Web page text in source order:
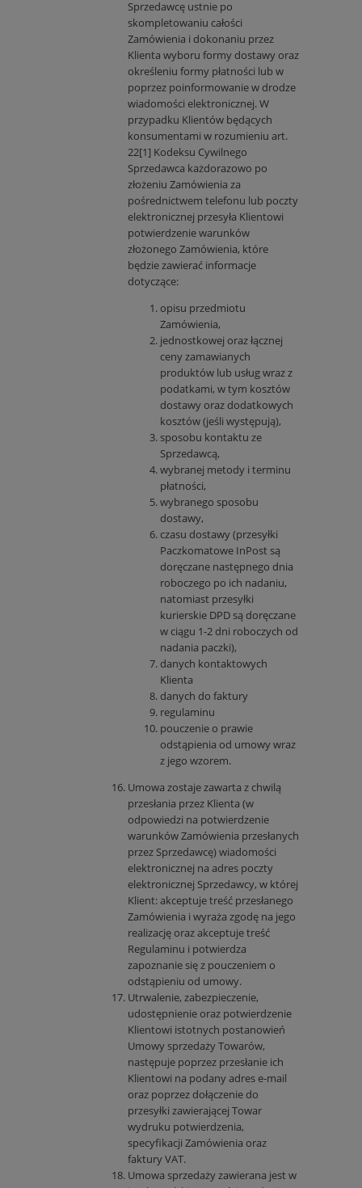
Sprzedawcę ustnie po
skompletowaniu całości
Zamówienia i dokonaniu przez
Klienta wyboru formy dostawy oraz
określeniu formy płatności lub w
poprzez poinformowanie w drodze
wiadomości elektronicznej. W
przypadku Klientów będących
konsumentami w rozumieniu art.
22[1] Kodeksu Cywilnego
Sprzedawca każdorazowo po
złożeniu Zamówienia za
pośrednictwem telefonu lub poczty
elektronicznej przesyła Klientowi
potwierdzenie warunków
złożonego Zamówienia, które
będzie zawierać informacje
dotyczące:
opisu przedmiotu
Zamówienia,
jednostkowej oraz łącznej
ceny zamawianych
produktów lub usług wraz z
podatkami, w tym kosztów
dostawy oraz dodatkowych
kosztów (jeśli występują),
sposobu kontaktu ze
Sprzedawcą,
wybranej metody i terminu
płatności,
wybranego sposobu
dostawy,
czasu dostawy (przesyłki
Paczkomatowe InPost są
doręczane następnego dnia
roboczego po ich nadaniu,
natomiast przesyłki
kurierskie DPD są doręczane
w ciągu 1-2 dni roboczych od
nadania paczki),
danych kontaktowych
Klienta
danych do faktury
regulaminu
pouczenie o prawie
odstąpienia od umowy wraz
z jego wzorem.
Umowa zostaje zawarta z chwilą
przesłania przez Klienta (w
odpowiedzi na potwierdzenie
warunków Zamówienia przesłanych
przez Sprzedawcę) wiadomości
elektronicznej na adres poczty
elektronicznej Sprzedawcy, w której
Klient: akceptuje treść przesłanego
Zamówienia i wyraża zgodę na jego
realizację oraz akceptuje treść
Regulaminu i potwierdza
zapoznanie się z pouczeniem o
odstąpieniu od umowy.
Utrwalenie, zabezpieczenie,
udostępnienie oraz potwierdzenie
Klientowi istotnych postanowień
Umowy sprzedaży Towarów,
następuje poprzez przesłanie ich
Klientowi na podany adres e-mail
oraz poprzez dołączenie do
przesyłki zawierającej Towar
wydruku potwierdzenia,
specyfikacji Zamówienia oraz
faktury VAT.
Umowa sprzedaży zawierana jest w